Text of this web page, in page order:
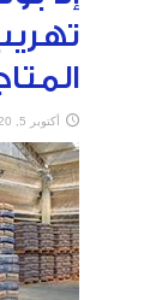
أكتوبر 5, 2020